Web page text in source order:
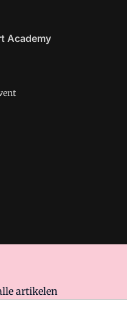
Academy
van VMN media.
artikelen